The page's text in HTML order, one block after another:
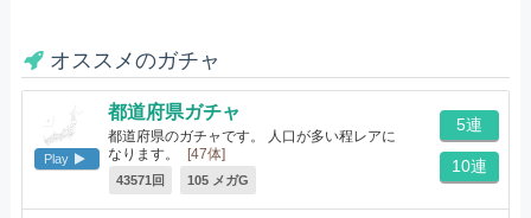
オススメのガチャ
Play
都道府県ガチャ
都道府県のガチャです。 人口が多い程レアに
なります。
[47体]
43571回 105 メガG
5連
10連